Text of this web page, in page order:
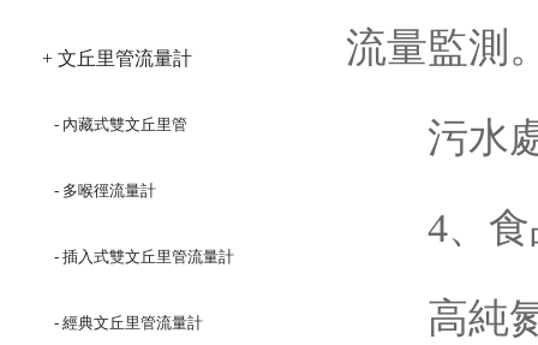
+ 文丘里管流量計
- 內藏式雙文丘里管
- 多喉徑流量計
- 插入式雙文丘里管流量計
- 經典文丘里管流量計
流量監測
污水處
4、食
高純氮